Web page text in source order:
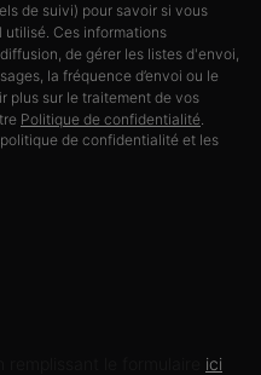
de suivi) pour savoir si vous
utilisé. Ces informations
de gérer les listes d'envoi,
la fréquence d’envoi ou le
plus sur le traitement de vos
Politique de confidentialité.
de confidentialité et les
ici